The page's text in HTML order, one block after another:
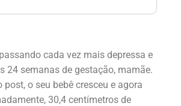
cada vez mais depressa e
24 semanas de gestação, mamãe.
post, o seu bebê cresceu e agora
30,4 centímetros de